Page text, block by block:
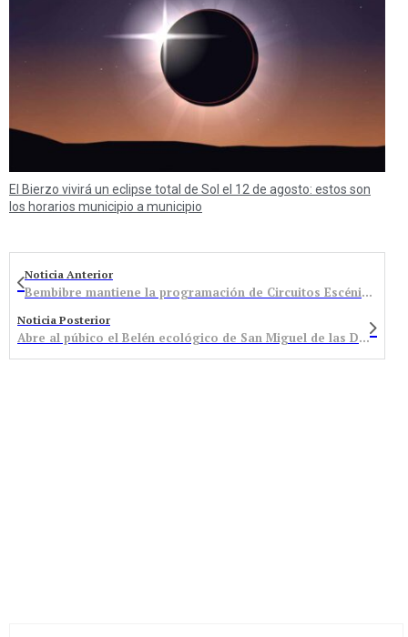
El Bierzo vivirá un eclipse total de Sol el 12 de agosto: estos son
los horarios municipio a municipio
Noticia Anterior
Bembibre mantiene la programación de Circuitos Escénicos con nueve funciones en 2023
Noticia Posterior
Abre al púbico el Belén ecológico de San Miguel de las Dueñas “donde la basura se transforma en arte”